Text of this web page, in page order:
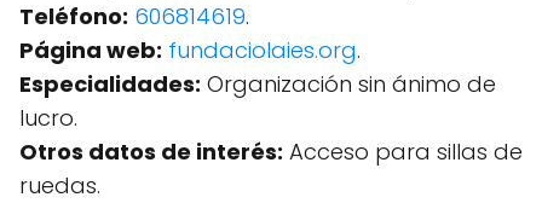
Teléfono: 606814619.
Página web: fundaciolaies.org.
Especialidades: Organización sin ánimo de
lucro.
Otros datos de interés: Acceso para sillas de
ruedas.